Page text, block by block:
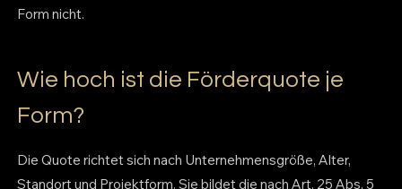
Form nicht.
Wie hoch ist die Förderquote je
Form?
Die Quote richtet sich nach Unternehmensgröße, Alter,
Standort und Projektform. Sie bildet die nach Art. 25 Abs. 5